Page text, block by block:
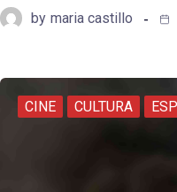
by maria castillo
CINE CULTURA